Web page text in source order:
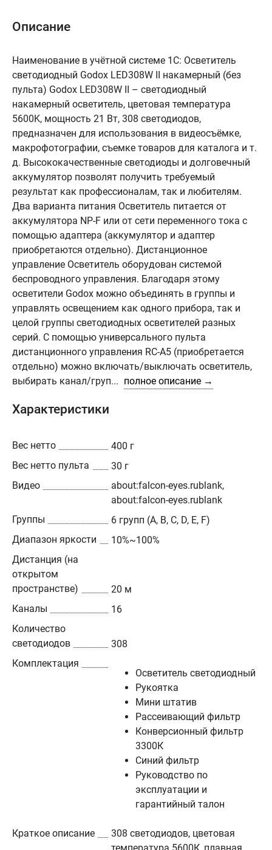
Описание
Наименование в учётной системе 1С: Осветитель
светодиодный Godox LED308W II накамерный (без
пульта) Godox LED308W II – светодиодный
накамерный осветитель, цветовая температура
5600K, мощность 21 Вт, 308 светодиодов,
предназначен для использования в видеосъёмке,
макрофотографии, съемке товаров для каталога и т.
д. Высококачественные светодиоды и долговечный
аккумулятор позволят получить требуемый
результат как профессионалам, так и любителям.
Два варианта питания Осветитель питается от
аккумулятора NP-F или от сети переменного тока с
помощью адаптера (аккумулятор и адаптер
приобретаются отдельно). Дистанционное
управление Осветитель оборудован системой
беспроводного управления. Благодаря этому
осветители Godox можно объединять в группы и
управлять освещением как одного прибора, так и
целой группы светодиодных осветителей разных
серий. С помощью универсального пульта
дистанционного управления RC-A5 (приобретается
отдельно) можно включать/выключать осветитель,
выбирать канал/груп... полное описание →
Характеристики
Вес нетто
400 г
Вес нетто пульта
30 г
Видео
about:falcon-eyes.rublank,
about:falcon-eyes.rublank
Группы
6 групп (A, B, C, D, E, F)
Диапазон яркости
10%~100%
Дистанция (на
открытом
пространстве)
20 м
Каналы
16
Количество
светодиодов
308
Комплектация
Осветитель светодиодный
Рукоятка
Мини штатив
Рассеивающий фильтр
Конверсионный фильтр
3300К
Синий фильтр
Руководство по
эксплуатации и
гарантийный талон
Краткое описание
308 светодиодов, цветовая